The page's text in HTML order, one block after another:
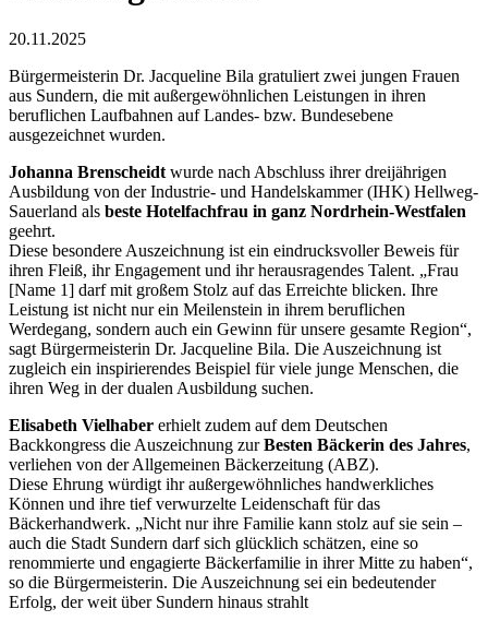
20.11.2025
Bürgermeisterin Dr. Jacqueline Bila gratuliert zwei jungen Frauen
aus Sundern, die mit außergewöhnlichen Leistungen in ihren
beruflichen Laufbahnen auf Landes- bzw. Bundesebene
ausgezeichnet wurden.
Johanna Brenscheidt wurde nach Abschluss ihrer dreijährigen
Ausbildung von der Industrie- und Handelskammer (IHK) Hellweg-
Sauerland als beste Hotelfachfrau in ganz Nordrhein-Westfalen
geehrt.
Diese besondere Auszeichnung ist ein eindrucksvoller Beweis für
ihren Fleiß, ihr Engagement und ihr herausragendes Talent. „Frau
[Name 1] darf mit großem Stolz auf das Erreichte blicken. Ihre
Leistung ist nicht nur ein Meilenstein in ihrem beruflichen
Werdegang, sondern auch ein Gewinn für unsere gesamte Region“,
sagt Bürgermeisterin Dr. Jacqueline Bila. Die Auszeichnung ist
zugleich ein inspirierendes Beispiel für viele junge Menschen, die
ihren Weg in der dualen Ausbildung suchen.
Elisabeth Vielhaber erhielt zudem auf dem Deutschen
Backkongress die Auszeichnung zurBesten Bäckerin des Jahres,
verliehen von der Allgemeinen Bäckerzeitung (ABZ).
Diese Ehrung würdigt ihr außergewöhnliches handwerkliches
Können und ihre tief verwurzelte Leidenschaft für das
Bäckerhandwerk. „Nicht nur ihre Familie kann stolz auf sie sein –
auch die Stadt Sundern darf sich glücklich schätzen, eine so
renommierte und engagierte Bäckerfamilie in ihrer Mitte zu haben“,
so die Bürgermeisterin. Die Auszeichnung sei ein bedeutender
Erfolg, der weit über Sundern hinaus strahlt